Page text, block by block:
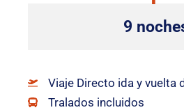
9
Viaje Directo ida y vuelta
Tralados incluidos